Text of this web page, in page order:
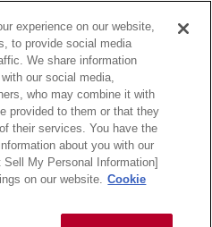
ウント一覧
ついて
プライバシーポリシー
ご利用規約 リンク
experience on our website,
to provide social media
We share information
our social media,
who may combine it with
provided to them or that they
their services. You have the
about you with our
My Personal Information]
on our website. Cookie